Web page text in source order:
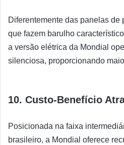
Diferentemente das panelas
que fazem barulho
a versão elétrica da Mondial
silenciosa, proporcionando
10. Custo-Benefício
Posicionada na faixa
brasileiro, a Mondial oferece